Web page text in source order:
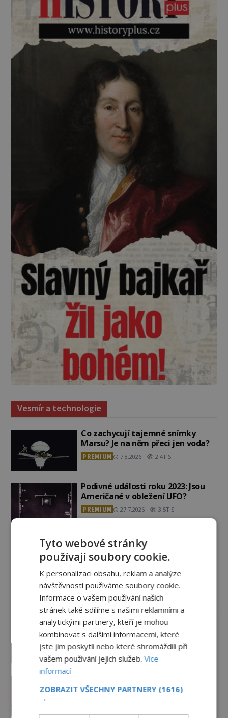
Vesmír a technologie
Co zachycují tajemné snímky
Marsu? Je na něm přeci jen voda?
PREMIUM 7.8.2026 2.4TIS
Podivné události roku 2023: Jsou
Američané v obležení UFO?
PREMIUM 27.7.2026 3.5TIS
Nad australským městem
„tančila“ záhadná světla
PREMIUM 4.7.2026 3.4TIS
Záhady historie
Ayia Napa: Kyperské vodní
monstrum s mírumilovnou
povahou
7.8.2026 5.2TIS
Tajná výprava, která odnesla
Tyto webové stránky
používají soubory cookie.
K personalizaci obsahu, reklam a analýze
návštěvnosti používáme soubory cookie.
Informace o vašem používání našich
stránek také sdílíme s našimi reklamními a
analytickými partnery, kteří je mohou
kombinovat s dalšími informacemi, které
jste jim poskytli nebo které shromáždili při
vašem používání jejich služeb.Více
informací
ZOBRAZIT VŠECHNY PARTNERY (1616)
→